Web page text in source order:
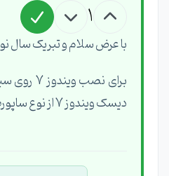
1
با عرض سلام و تبریک سال نو
دیسک ویندوز 7 از نوع ساپورت کننده XHCI باشد